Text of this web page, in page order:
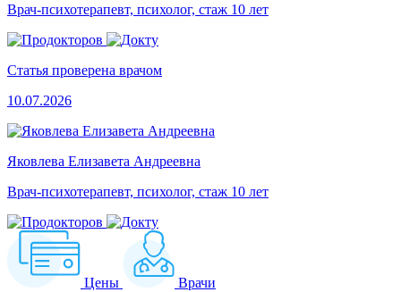
Врач-психотерапевт, психолог, стаж 10 лет
Статья проверена врачом
10.07.2026
Яковлева Елизавета Андреевна
Врач-психотерапевт, психолог, стаж 10 лет
Цены Врачи